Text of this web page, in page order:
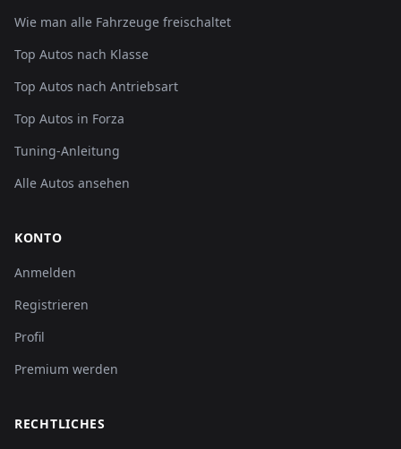
Wie man alle Fahrzeuge freischaltet
Top Autos nach Klasse
Top Autos nach Antriebsart
Top Autos in Forza
Tuning-Anleitung
Alle Autos ansehen
KONTO
Anmelden
Registrieren
Profil
Premium werden
RECHTLICHES